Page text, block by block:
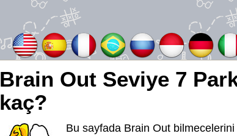
Brain Out Seviye 7
kaç?
Bu sayfada Brain Out